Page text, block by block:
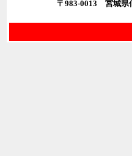
〒983-0013 宮城県